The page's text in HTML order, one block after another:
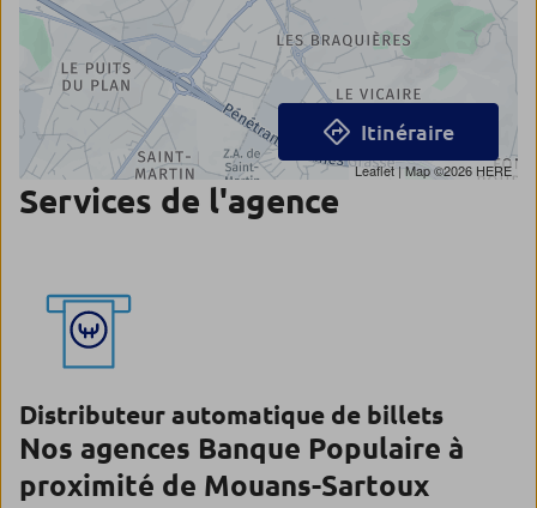
Leaflet | Map ©2026 HERE
Itinéraire
Services de l'agence
Distributeur automatique de billets
Nos agences Banque Populaire à
proximité de Mouans-Sartoux